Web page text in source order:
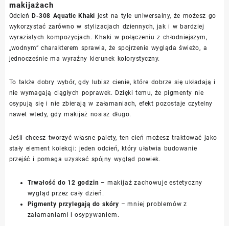
makijażach
Odcień D-308 Aquatic Khaki jest na tyle uniwersalny, że możesz go
wykorzystać zarówno w stylizacjach dziennych, jak i w bardziej
wyrazistych kompozycjach. Khaki w połączeniu z chłodniejszym,
„wodnym” charakterem sprawia, że spojrzenie wygląda świeżo, a
jednocześnie ma wyraźny kierunek kolorystyczny.
To także dobry wybór, gdy lubisz cienie, które dobrze się układają i
nie wymagają ciągłych poprawek. Dzięki temu, że pigmenty nie
osypują się i nie zbierają w załamaniach, efekt pozostaje czytelny
nawet wtedy, gdy makijaż nosisz długo.
Jeśli chcesz tworzyć własne palety, ten cień możesz traktować jako
stały element kolekcji: jeden odcień, który ułatwia budowanie
przejść i pomaga uzyskać spójny wygląd powiek.
Trwałość do 12 godzin – makijaż zachowuje estetyczny
wygląd przez cały dzień.
Pigmenty przylegają do skóry – mniej problemów z
załamaniami i osypywaniem.